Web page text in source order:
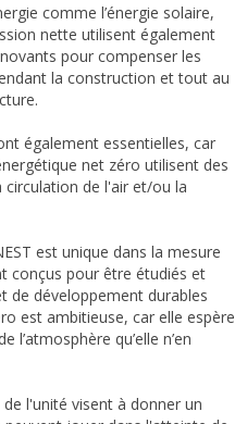
comme l’énergie solaire,
nette utilisent également
pour compenser les
la construction et tout au
également essentielles, car
net zéro utilisent des
de l'air et/ou la
est unique dans la mesure
conçus pour être étudiés et
de développement durables
est ambitieuse, car elle espère
l’atmosphère qu’elle n’en
l'unité visent à donner un